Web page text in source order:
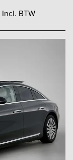
Incl. BTW